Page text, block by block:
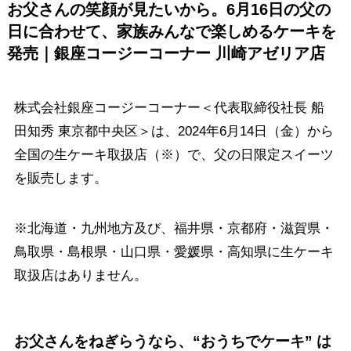
お父さんの笑顔が見たいから。6月16日の父の
日に合わせて、家族みんなで楽しめるケーキを
発売｜銀座コージーコーナー 川崎アゼリア店
株式会社銀座コージーコーナー＜代表取締役社長 船
田知秀 東京都中央区＞は、2024年6月14日（金）から
全国の生ケーキ取扱店（※）で、父の日限定スイーツ
を販売します。
※北海道・九州地方及び、福井県・京都府・滋賀県・
鳥取県・島根県・山口県・愛媛県・高知県に生ケーキ
取扱店はありません。
お父さんをねぎらうなら、“おうちでケーキ” は